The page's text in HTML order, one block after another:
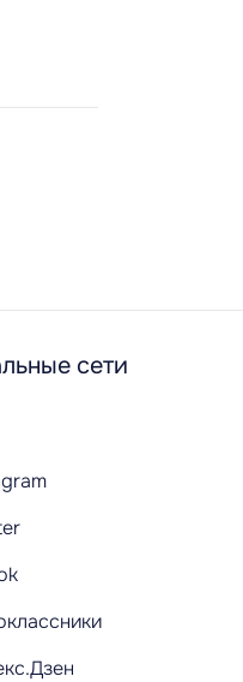
сети